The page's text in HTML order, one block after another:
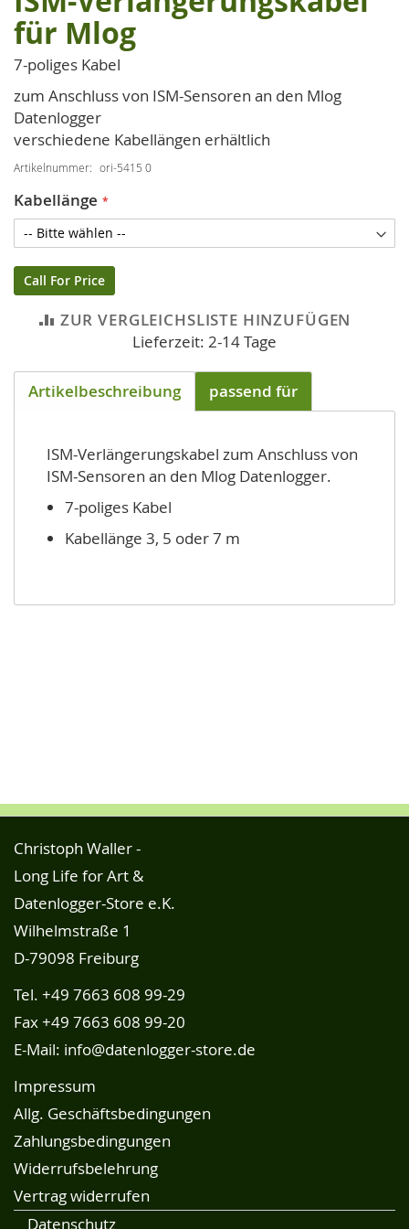
Anfang
der
Bildgalerie
für Mlog
7-poliges Kabel
zum Anschluss von ISM-Sensoren an den Mlog
Datenlogger
verschiedene Kabellängen erhältlich
Artikelnummer ori-5415 0
Kabellänge
Call For Price
ZUR VERGLEICHSLISTE HINZUFÜGEN
Lieferzeit: 2-14 Tage
Artikelbeschreibung passend für
ISM-Verlängerungskabel zum Anschluss von
ISM-Sensoren an den Mlog Datenlogger.
7-poliges Kabel
Kabellänge 3, 5 oder 7 m
Christoph Waller -
Long Life for Art &
Datenlogger-Store e.K.
Wilhelmstraße 1
D-79098 Freiburg
Tel. +49 7663 608 99-29
Fax +49 7663 608 99-20
E-Mail: info@datenlogger-store.de
Impressum
Allg. Geschäftsbedingungen
Zahlungsbedingungen
Widerrufsbelehrung
Vertrag widerrufen
Datenschutz